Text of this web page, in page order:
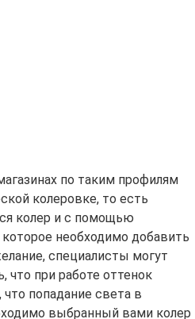
по таким профилям
колеровке, то есть
колер и с помощью
необходимо добавить
специалисты могут
что при работе оттенок
попадание света в
выбранный вами колер